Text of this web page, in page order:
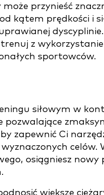
przynieść
kątem prędkości i
z
sportowców.
siłowym w
pozwalające
zapewnić Ci
celów.
osiągniesz nowy
większe